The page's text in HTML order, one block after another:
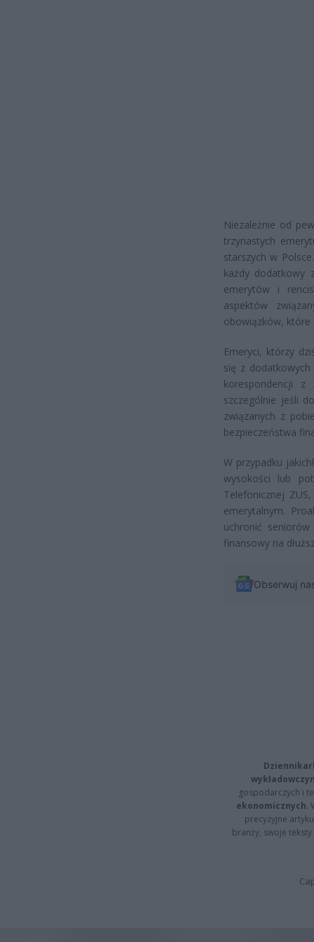
Niezależnie od
trzynastych
starszych w
każdy dodatkowy
emerytów i
aspektów
obowiązków, które
Emeryci, którzy
się z
korespondencji
szczególnie jeśli
związanych z
bezpieczeństwa
W przypadku
wysokości lub
Telefonicznej
emerytalnym.
uchronić
finansowy na
Obserwuj
gospodarczych i
ekonomicznych.
precyzyjne
branży, swoje